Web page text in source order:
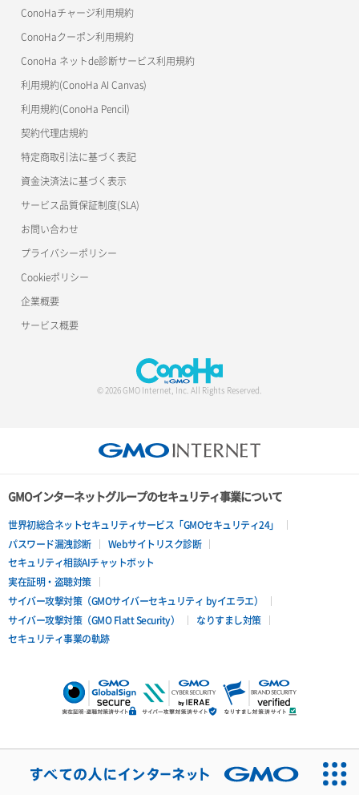
美雲このは徹底ガイド
ConoHaチャージ利用規約
ConoHaクーポン利用規約
ConoHa ネットde診断サービス利用規約
利用規約(ConoHa AI Canvas)
利用規約(ConoHa Pencil)
契約代理店規約
特定商取引法に基づく表記
資金決済法に基づく表示
サービス品質保証制度(SLA)
お問い合わせ
プライバシーポリシー
Cookieポリシー
企業概要
サービス概要
© 2026 GMO Internet, Inc. All Rights Reserved.
GMOインターネットグループのセキュリティ事業について
世界初総合ネットセキュリティサービス「GMOセキュリティ24」
パスワード漏洩診断
Webサイトリスク診断
セキュリティ相談AIチャットボット
実在証明・盗聴対策
サイバー攻撃対策（GMOサイバーセキュリティ byイエラエ）
サイバー攻撃対策（GMO Flatt Security）
なりすまし対策
セキュリティ事業の軌跡